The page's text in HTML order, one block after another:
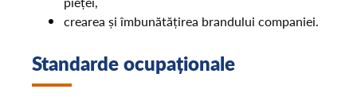
crearea și îmbunătățirea brandului companiei.
Standarde ocupaționale